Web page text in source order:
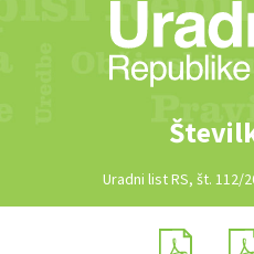
Uradni list RS, št. 112/